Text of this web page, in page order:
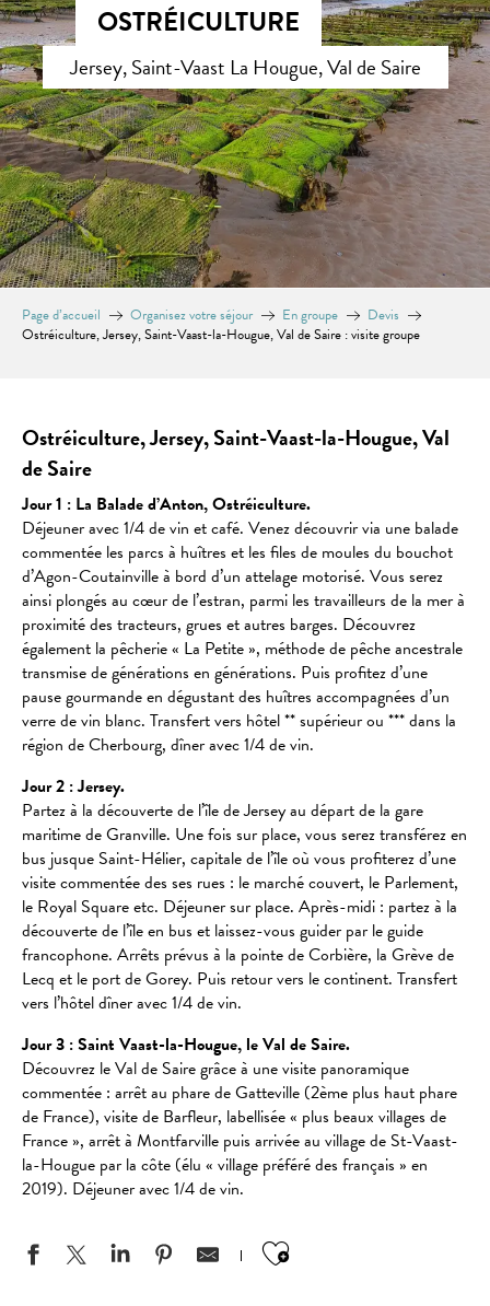
OSTRÉICULTURE
Jersey, Saint-Vaast La Hougue, Val de Saire
Page d’accueil Organisez votre séjour En groupe
Devis
Ostréiculture, Jersey, Saint-Vaast-la-Hougue, Val de Saire : visite groupe
Ostréiculture, Jersey, Saint-Vaast-la-Hougue, Val
de Saire
Jour 1 : La Balade d’Anton, Ostréiculture.
Déjeuner avec 1/4 de vin et café. Venez découvrir via une balade
commentée les parcs à huîtres et les files de moules du bouchot
d’Agon-Coutainville à bord d’un attelage motorisé. Vous serez
ainsi plongés au cœur de l’estran, parmi les travailleurs de la mer à
proximité des tracteurs, grues et autres barges. Découvrez
également la pêcherie « La Petite », méthode de pêche ancestrale
transmise de générations en générations. Puis profitez d’une
pause gourmande en dégustant des huîtres accompagnées d’un
verre de vin blanc. Transfert vers hôtel ** supérieur ou *** dans la
région de Cherbourg, dîner avec 1/4 de vin.
Jour 2 : Jersey.
Partez à la découverte de l’île de Jersey au départ de la gare
maritime de Granville. Une fois sur place, vous serez transférez en
bus jusque Saint-Hélier, capitale de l’île où vous profiterez d’une
visite commentée des ses rues : le marché couvert, le Parlement,
le Royal Square etc. Déjeuner sur place. Après-midi : partez à la
découverte de l’île en bus et laissez-vous guider par le guide
francophone. Arrêts prévus à la pointe de Corbière, la Grève de
Lecq et le port de Gorey. Puis retour vers le continent. Transfert
vers l’hôtel dîner avec 1/4 de vin.
Jour 3 : Saint Vaast-la-Hougue, le Val de Saire.
Découvrez le Val de Saire grâce à une visite panoramique
commentée : arrêt au phare de Gatteville (2ème plus haut phare
de France), visite de Barfleur, labellisée « plus beaux villages de
France », arrêt à Montfarville puis arrivée au village de St-Vaast-
la-Hougue par la côte (élu « village préféré des français » en
2019). Déjeuner avec 1/4 de vin.
Ajouter aux